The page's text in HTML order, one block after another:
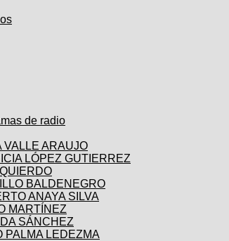
de radio
VALLE ARAUJO
LÓPEZ GUTIERREZ
BALDENEGRO
ANAYA SILVA
MARTÍNEZ
SÁNCHEZ
PALMA LEDEZMA